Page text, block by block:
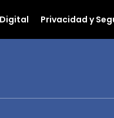
Privacidad y